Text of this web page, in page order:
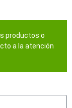
productos o
a la atención